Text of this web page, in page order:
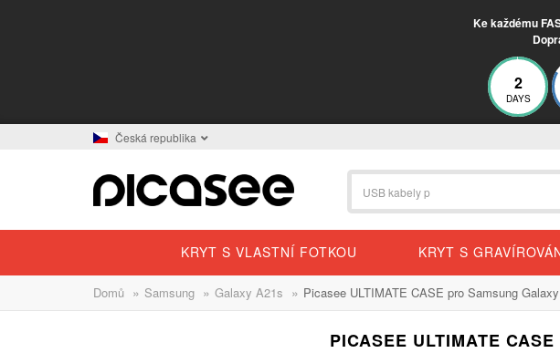
Ke každému
2
DAYS
Česká republika
KRYT S VLASTNÍ FOTKOU KRYT S
Domů » Samsung » Galaxy A21s » Picasee ULTIMATE CASE pro Samsung
PICASEE ULTIMATE